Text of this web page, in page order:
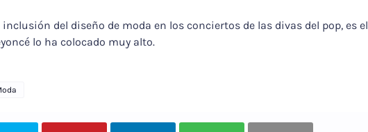
del diseño de moda en los conciertos de las divas del pop, es el
lo ha colocado muy alto.